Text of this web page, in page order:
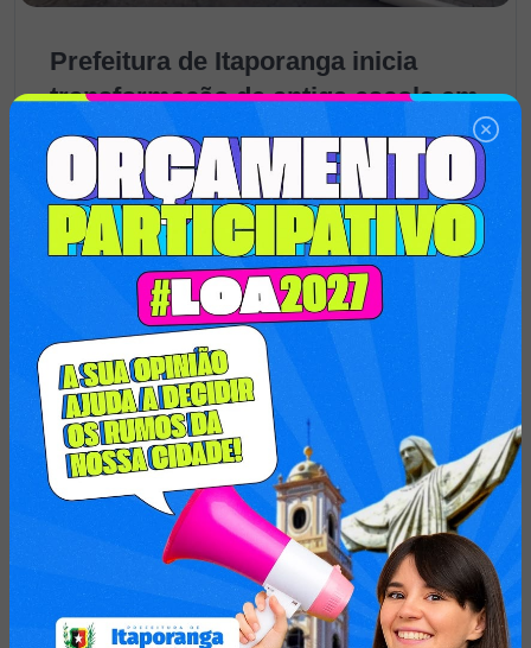
Prefeitura de Itaporanga inicia
transformação de antiga escola em
novo CAPS para fortalecer
atendimento em saúde mental
A Prefeitura de Itaporanga iniciou, neste mês de julho, o
projeto de transformação da Escola Dr. Manoel Diniz,
conhecida pela população como o antigo Grupo de
Azilda, em um novo Centro de Atenção Psicossocial
Quarta-Feira, 29 de Julho de 2026
Município de Itaporanga conclui
construção de caixa d’água e
beneficia moradores do Sítio São
João
O Município de Itaporanga concluiu a construção da